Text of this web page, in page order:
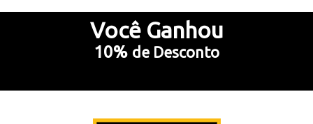
no Cartão de Crédito
5% Desconto
Você Ganhou
10% de Desconto